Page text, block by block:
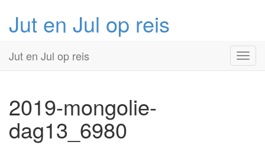
Jut en Jul op reis
Primary
Menu
content
Jut en Jul op reis
2019-mongolie-
dag13_6980